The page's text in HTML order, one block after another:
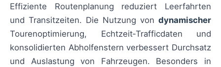
Effiziente Routenplanung reduziert Leerfahrten
und Transitzeiten. Die Nutzung von dynamischer
Tourenoptimierung, Echtzeit‑Trafficdaten und
konsolidierten Abholfenstern verbessert Durchsatz
und Auslastung von Fahrzeugen. Besonders in